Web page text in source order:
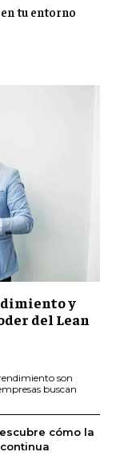
tu entorno
y
del Lean
son
buscan
cómo la